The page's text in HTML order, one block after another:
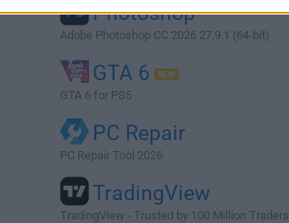
Photoshop
Adobe Photoshop CC 2026 27.9.1 (64-bit)
GTA 6
GTA 6 for PS5
PC Repair
PC Repair Tool 2026
TradingView
TradingView - Trusted by 100 Million Traders